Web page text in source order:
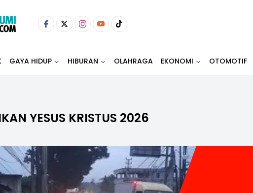
GAYA HIDUP HIBURAN OLAHRAGA EKONOMI OTOMOTIF
YESUS KRISTUS 2026